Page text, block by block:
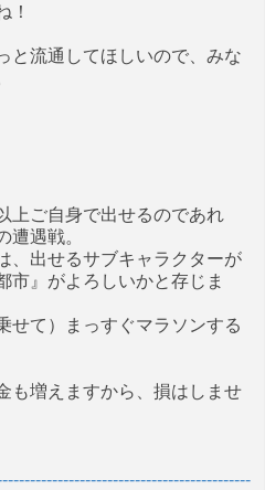
！
流通してほしいので、みな
ご自身で出せるのであれ
遭遇戦。
出せるサブキャラクターが
市』がよろしいかと存じま
て）まっすぐマラソンする
増えますから、損はしませ